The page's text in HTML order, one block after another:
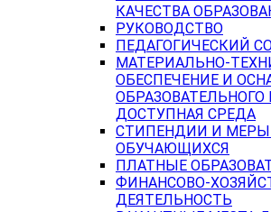
КАЧЕСТВА
РУКОВОДСТВО
ПЕДАГОГИЧЕСКИЙ
МАТЕРИАЛЬНО-
ОБЕСПЕЧЕНИЕ И
ОБРАЗОВАТЕЛЬНОГО
ДОСТУПНАЯ СРЕДА
СТИПЕНДИИ И
ОБУЧАЮЩИХСЯ
ПЛАТНЫЕ
ФИНАНСОВО-
ДЕЯТЕЛЬНОСТЬ